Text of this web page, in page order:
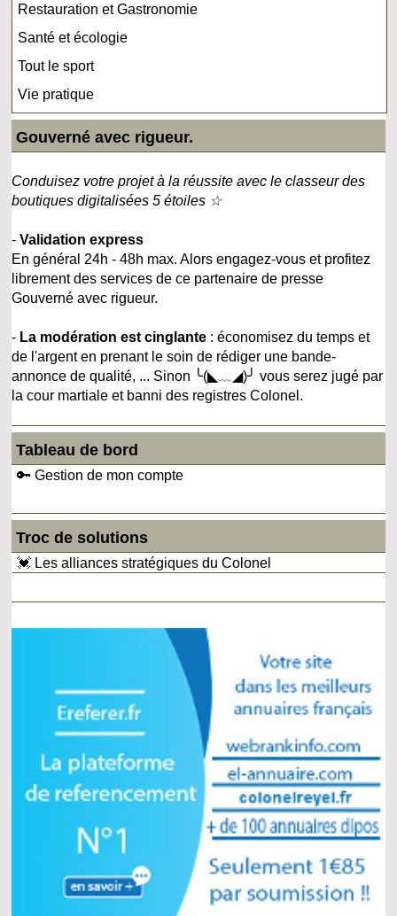
Restauration et Gastronomie
Santé et écologie
Tout le sport
Vie pratique
Gouverné avec rigueur.
Conduisez votre projet à la réussite avec le classeur des
boutiques digitalisées 5 étoiles ☆
-Validation express
En général 24h - 48h max. Alors engagez-vous et profitez
librement des services de ce partenaire de presse
Gouverné avec rigueur.
- La modération est cinglante : économisez du temps et
de l'argent en prenant le soin de rédiger une bande-
annonce de qualité, ... Sinon ╰(◣﹏◢)╯ vous serez jugé par
la cour martiale et banni des registres Colonel.
Tableau de bord
🔑 Gestion de mon compte
Troc de solutions
💓 Les alliances stratégiques du Colonel